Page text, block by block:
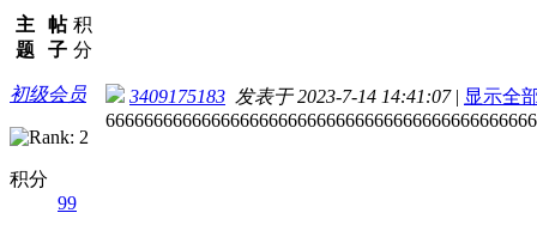
主
题
帖
子
积
分
初级会员
积分
99
3409175183 发表于 2023-7-14 14:41:07 | 显示全